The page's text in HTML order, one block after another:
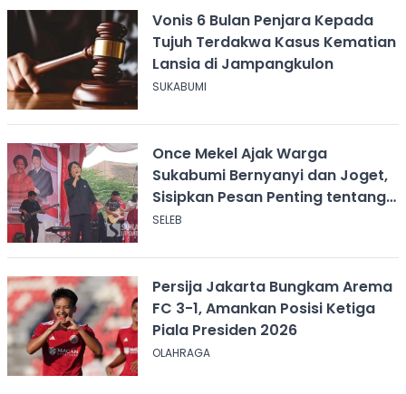
Vonis 6 Bulan Penjara Kepada
Tujuh Terdakwa Kasus Kematian
Lansia di Jampangkulon
SUKABUMI
Once Mekel Ajak Warga
Sukabumi Bernyanyi dan Joget,
Sisipkan Pesan Penting tentang
ASI
SELEB
Persija Jakarta Bungkam Arema
FC 3-1, Amankan Posisi Ketiga
Piala Presiden 2026
OLAHRAGA